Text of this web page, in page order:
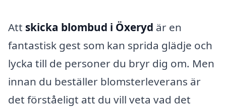
Att skicka blombud i Öxeryd är en
fantastisk gest som kan sprida glädje och
lycka till de personer du bryr dig om. Men
innan du beställer blomsterleverans är
det förståeligt att du vill veta vad det